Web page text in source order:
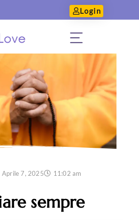
Login
Aprile 7, 2025 11:02 am
sempre